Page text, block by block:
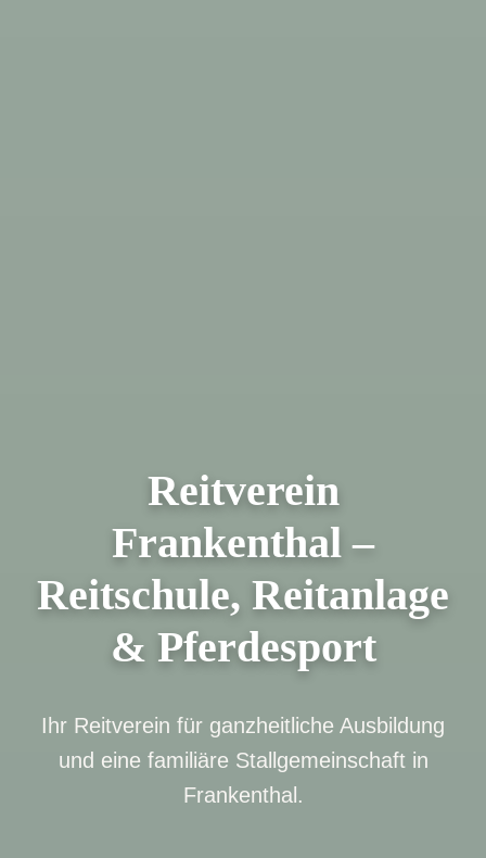
Reitverein
Frankenthal –
Reitschule, Reitanlage
& Pferdesport
Ihr Reitverein für ganzheitliche Ausbildung
und eine familiäre Stallgemeinschaft in
Frankenthal.